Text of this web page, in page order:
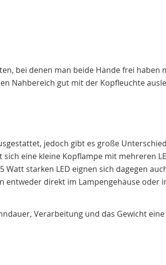
bei denen man beide Hände frei haben
Nahbereich gut mit der Kopfleuchte
jedoch gibt es große
eine kleine Kopflampe mit mehreren
starken LED eignen sich dagegen
entweder direkt im Lampengehäuse oder
Verarbeitung und das Gewicht eine